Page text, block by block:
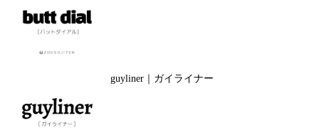
guyliner｜ガイライナー